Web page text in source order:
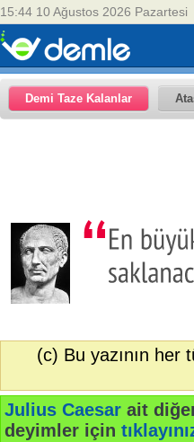
15:44 10 Ağustos 2026 Pazartesi
Demi Taze Kalanlar
(c) Bu yazının her
Julius Caesar ait
deyimler için